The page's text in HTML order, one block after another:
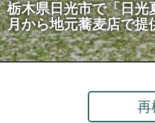
栃木県日光市で「日
月から地元蕎麦店で提
再